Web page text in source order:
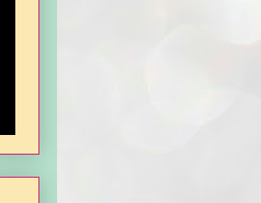
- sem frisador, Flor Rosa - sem